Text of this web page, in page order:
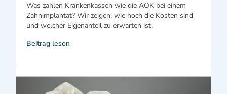
Was zahlen Krankenkassen wie die AOK bei einem
Zahnimplantat? Wir zeigen, wie hoch die Kosten sind
und welcher Eigenanteil zu erwarten ist.
Beitrag lesen